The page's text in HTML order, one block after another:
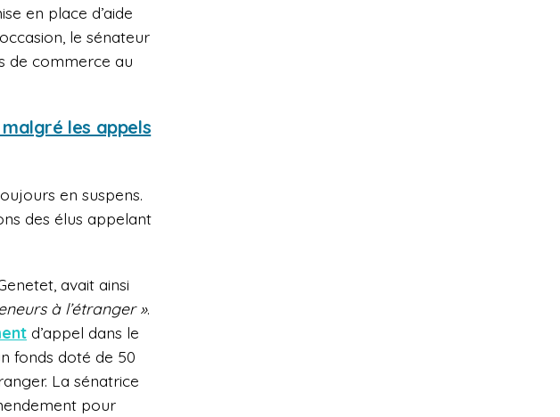
en place d’aide
le sénateur
de commerce au
les appels
en suspens.
des élus appelant
avait ainsi
à l’étranger ».
d’appel dans le
fonds doté de 50
La sénatrice
pour